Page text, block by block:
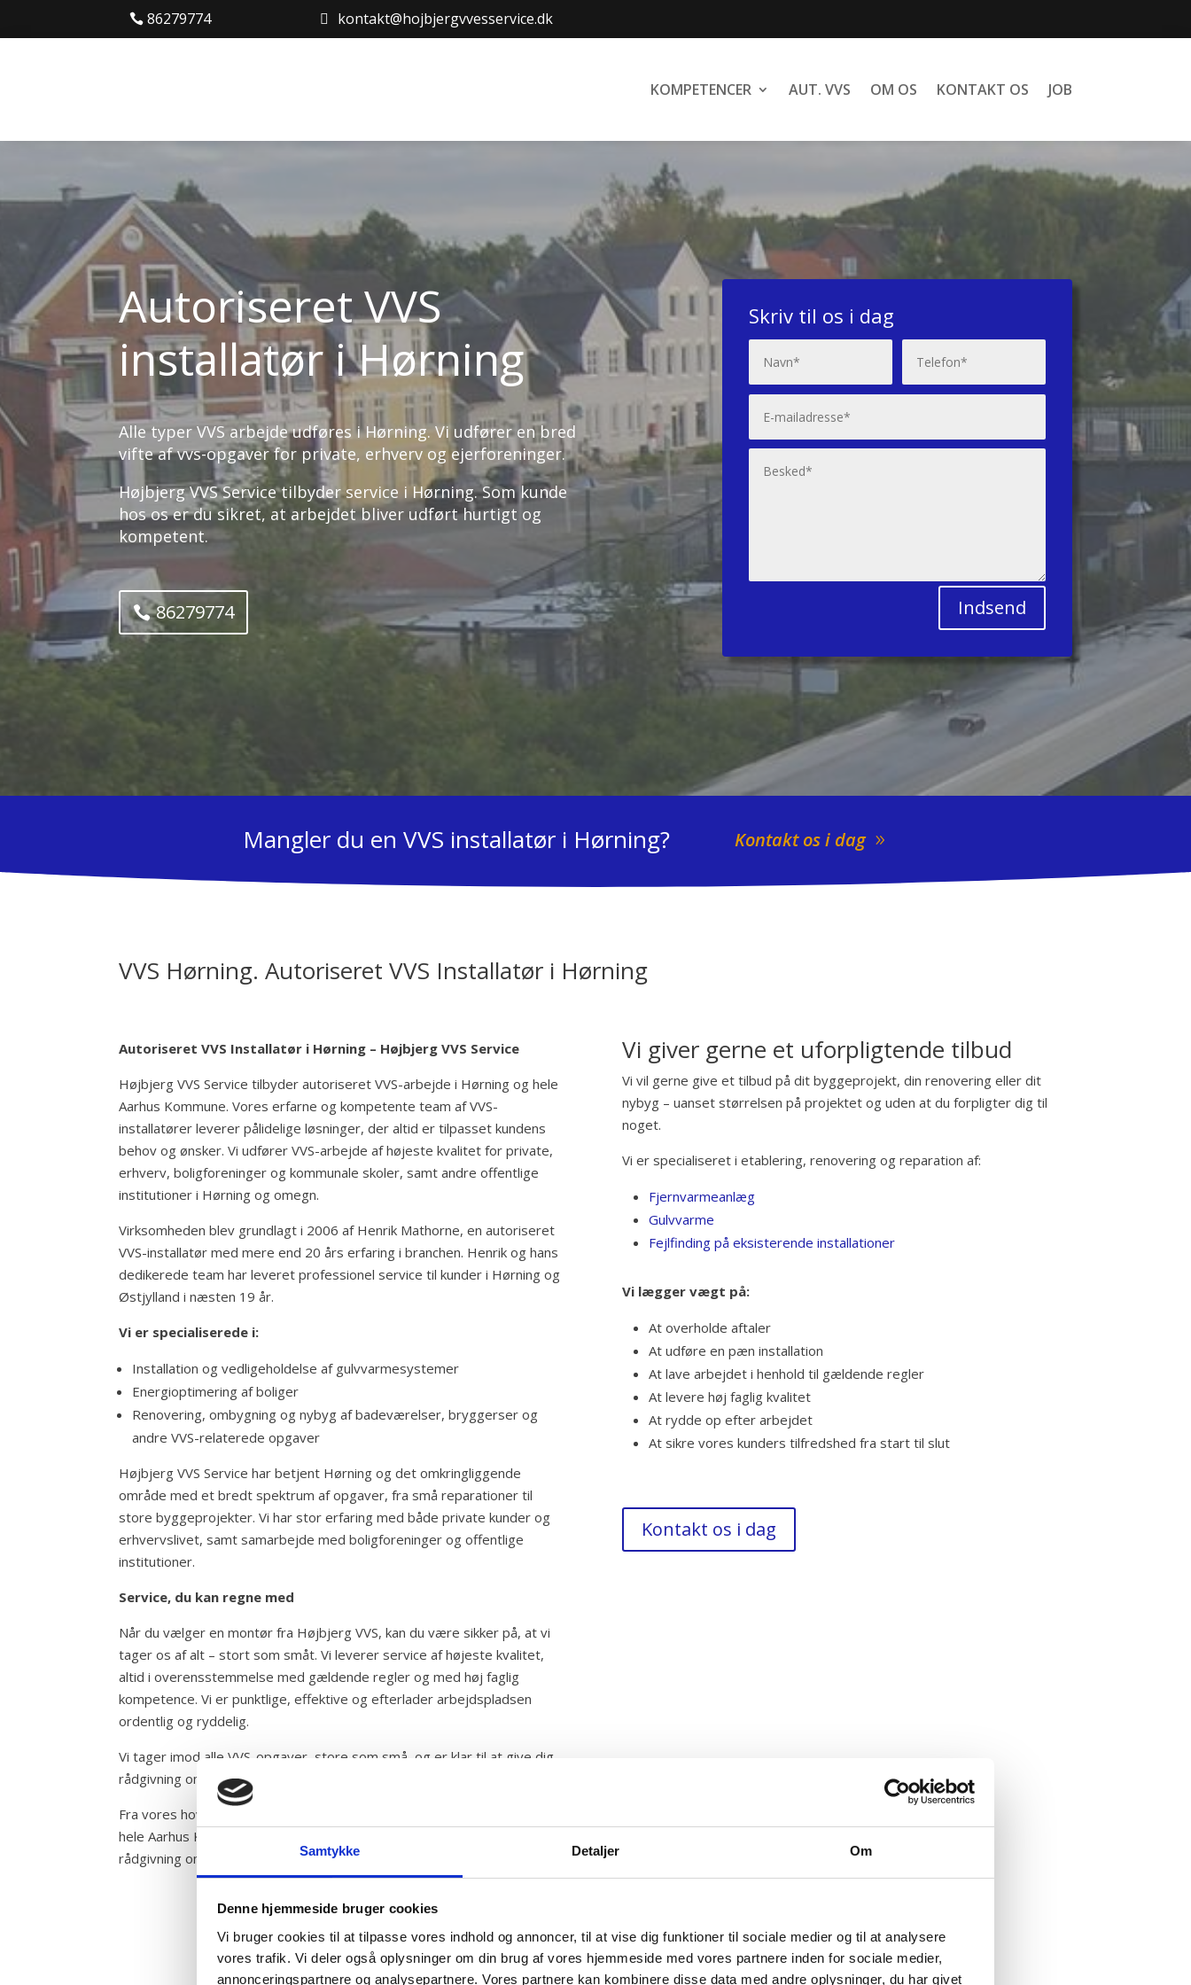
Samtykke Detaljer Om
Denne hjemmeside bruger cookies
Vi bruger cookies til at tilpasse vores indhold og annoncer, til at vise dig funktioner til sociale medier og til at analysere
vores trafik. Vi deler også oplysninger om din brug af vores hjemmeside med vores partnere inden for sociale medier,
annonceringspartnere og analysepartnere. Vores partnere kan kombinere disse data med andre oplysninger, du har givet
86279774 kontakt@hojbjergvvesservice.dk
KOMPETENCER AUT. VVS OM OS KONTAKT OS JOB
Autoriseret VVS
installatør i Hørning
Alle typer VVS arbejde udføres i Hørning. Vi udfører en bred
vifte af vvs-opgaver for private, erhverv og ejerforeninger.
Højbjerg VVS Service tilbyder service i Hørning. Som kunde
hos os er du sikret, at arbejdet bliver udført hurtigt og
kompetent.
86279774
Skriv til os i dag
Indsend
Mangler du en VVS installatør i Hørning? Kontakt os i dag
VVS Hørning. Autoriseret VVS Installatør i Hørning
Autoriseret VVS Installatør i Hørning – Højbjerg VVS Service
Højbjerg VVS Service tilbyder autoriseret VVS-arbejde i Hørning og hele
Aarhus Kommune. Vores erfarne og kompetente team af VVS-
installatører leverer pålidelige løsninger, der altid er tilpasset kundens
behov og ønsker. Vi udfører VVS-arbejde af højeste kvalitet for private,
erhverv, boligforeninger og kommunale skoler, samt andre offentlige
institutioner i Hørning og omegn.
Virksomheden blev grundlagt i 2006 af Henrik Mathorne, en autoriseret
VVS-installatør med mere end 20 års erfaring i branchen. Henrik og hans
dedikerede team har leveret professionel service til kunder i Hørning og
Østjylland i næsten 19 år.
Vi er specialiserede i:
Installation og vedligeholdelse af gulvvarmesystemer
Energioptimering af boliger
Renovering, ombygning og nybyg af badeværelser, bryggerser og
andre VVS-relaterede opgaver
Højbjerg VVS Service har betjent Hørning og det omkringliggende
område med et bredt spektrum af opgaver, fra små reparationer til
store byggeprojekter. Vi har stor erfaring med både private kunder og
erhvervslivet, samt samarbejde med boligforeninger og offentlige
institutioner.
Service, du kan regne med
Når du vælger en montør fra Højbjerg VVS, kan du være sikker på, at vi
tager os af alt – stort som småt. Vi leverer service af højeste kvalitet,
altid i overensstemmelse med gældende regler og med høj faglig
kompetence. Vi er punktlige, effektive og efterlader arbejdspladsen
ordentlig og ryddelig.
Vi tager imod alle VVS-opgaver, store som små, og er klar til at give dig
rådgivning om dine muligheder.
Fra vores hovedkontor på Jens Juuls Vej 8 i Viby J servicerer vi Hørning og
hele Aarhus Kommune. Kontakt os i dag for et uforpligtende tilbud eller
rådgivning om dine VVS-behov.
Vi giver gerne et uforpligtende tilbud
Vi vil gerne give et tilbud på dit byggeprojekt, din renovering eller dit
nybyg – uanset størrelsen på projektet og uden at du forpligter dig til
noget.
Vi er specialiseret i etablering, renovering og reparation af:
Fjernvarmeanlæg
Gulvvarme
Fejlfinding på eksisterende installationer
Vi lægger vægt på:
At overholde aftaler
At udføre en pæn installation
At lave arbejdet i henhold til gældende regler
At levere høj faglig kvalitet
At rydde op efter arbejdet
At sikre vores kunders tilfredshed fra start til slut
Kontakt os i dag